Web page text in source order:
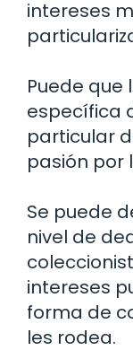
intereses
Puede que
específica
particular
pasión por
Se puede
nivel de
intereses
forma de
les rodea.